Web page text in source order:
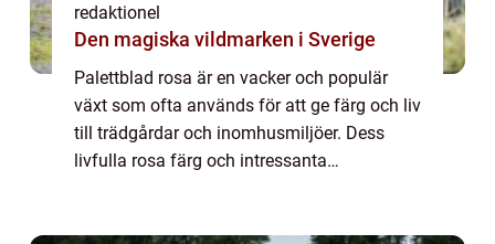
redaktionel
Den magiska vildmarken i Sverige
Palettblad rosa är en vacker och populär
växt som ofta används för att ge färg och liv
till trädgårdar och inomhusmiljöer. Dess
livfulla rosa färg och intressanta